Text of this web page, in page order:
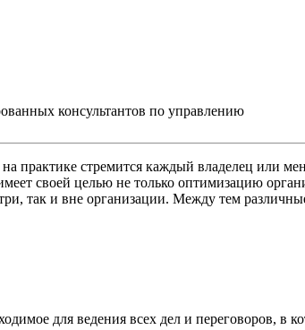
консультантов по управлению
практике стремится каждый владелец или
своей целью не только оптимизацию
так и вне организации. Между тем
для ведения всех дел и переговоров, в